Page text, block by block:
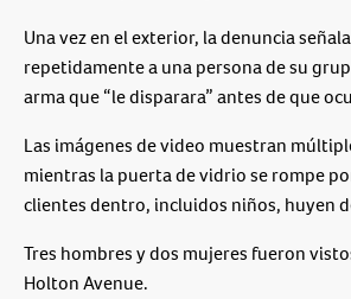
Una vez en el exterior, la denuncia
repetidamente a una persona de su
arma que “le disparara” antes de que
Las imágenes de video muestran
mientras la puerta de vidrio se rompe
clientes dentro, incluidos niños, huyen
Tres hombres y dos mujeres fueron
Holton Avenue.